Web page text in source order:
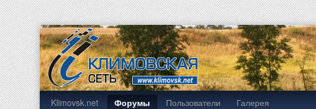
Klimovsk.net Форумы Пользователи Галерея